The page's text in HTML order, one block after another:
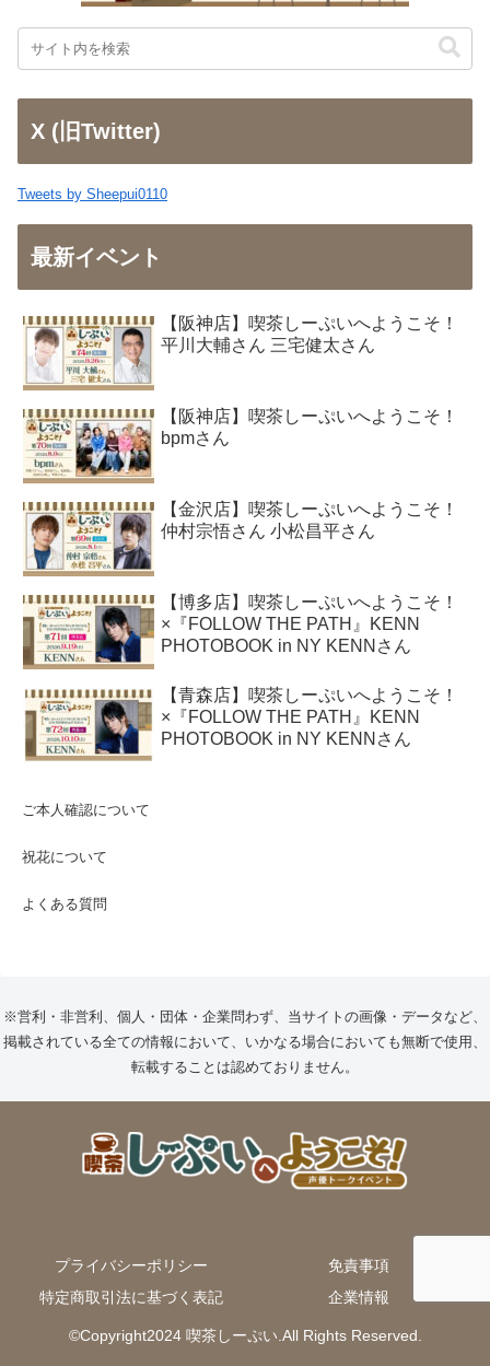
X (旧Twitter)
Tweets by Sheepui0110
最新イベント
【阪神店】喫茶しーぷいへようこそ！
平川大輔さん 三宅健太さん
【阪神店】喫茶しーぷいへようこそ！
bpmさん
【金沢店】喫茶しーぷいへようこそ！
仲村宗悟さん 小松昌平さん
【博多店】喫茶しーぷいへようこそ！
×『FOLLOW THE PATH』KENN
PHOTOBOOK in NY KENNさん
【青森店】喫茶しーぷいへようこそ！
×『FOLLOW THE PATH』KENN
PHOTOBOOK in NY KENNさん
ご本人確認について
祝花について
よくある質問
※営利・非営利、個人・団体・企業問わず、当サイトの画像・データなど、
掲載されている全ての情報において、いかなる場合においても無断で使用、
転載することは認めておりません。
プライバシーポリシー
免責事項
特定商取引法に基づく表記
企業情報
©Copyright2024 喫茶しーぷい.All Rights Reserved.